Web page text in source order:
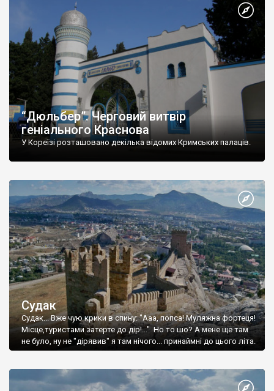
“Дюльбер”. Черговий витвір
геніального Краснова
У Кореїзі розташовано декілька відомих Кримських палаців.
Судак
Судак... Вже чую крики в спину: "Ааа, попса! Муляжна фортеця!
Місце,туристами затерте до дір!..." Но то шо? А мене ще там
не було, ну не "дірявив" я там нічого... принаймні до цього літа.